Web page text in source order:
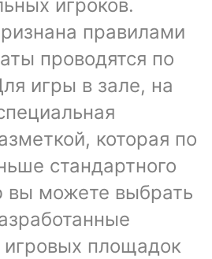
игроков.
правилами
проводятся по
игры в зале, на
которая по
стандартного
вы можете выбрать
площадок